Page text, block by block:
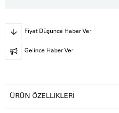
Fiyat Düşünce Haber Ver
Gelince Haber Ver
ÜRÜN ÖZELLIKLERI